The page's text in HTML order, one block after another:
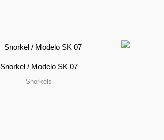
Snorkel / Modelo SK 07
Snorkels